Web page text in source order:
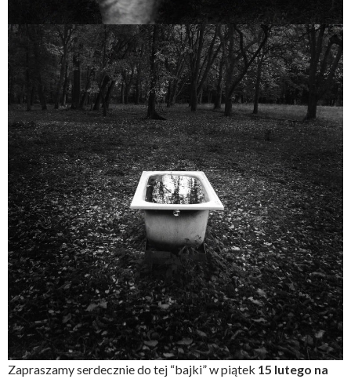
Zapraszamy serdecznie do tej “bajki” w piątek 15 lutego na